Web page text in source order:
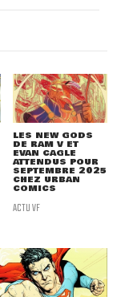
LES NEW GODS
DE RAM V ET
EVAN CAGLE
ATTENDUS POUR
SEPTEMBRE 2025
CHEZ URBAN
COMICS
ACTU VF